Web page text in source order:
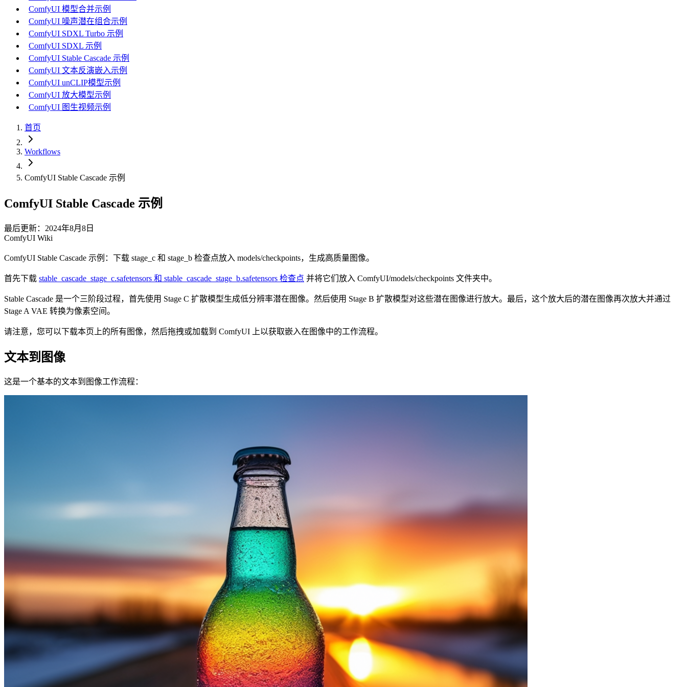
ComfyUI 模型合并示例
ComfyUI 噪声潜在组合示例
ComfyUI SDXL Turbo 示例
ComfyUI SDXL 示例
ComfyUI Stable Cascade 示例
ComfyUI 文本反演嵌入示例
ComfyUI unCLIP模型示例
ComfyUI 放大模型示例
ComfyUI 图生视频示例
首页
Workflows
ComfyUI Stable Cascade 示例
ComfyUI Stable Cascade 示例
最后更新：2024年8月8日
ComfyUI Wiki
ComfyUI Stable Cascade 示例：下载 stage_c 和 stage_b 检查点放入 models/checkpoints，生成高质量图像。
首先下载 stable_cascade_stage_c.safetensors 和 stable_cascade_stage_b.safetensors 检查点 并将它们放入 ComfyUI/models/checkpoints 文件夹中。
Stable Cascade 是一个三阶段过程，首先使用 Stage C 扩散模型生成低分辨率潜在图像。然后使用 Stage B 扩散模型对这些潜在图像进行放大。最后，这个放大后的潜在图像再次放大并通过
Stage A VAE 转换为像素空间。
请注意，您可以下载本页上的所有图像，然后拖拽或加载到 ComfyUI 上以获取嵌入在图像中的工作流程。
文本到图像
这是一个基本的文本到图像工作流程：